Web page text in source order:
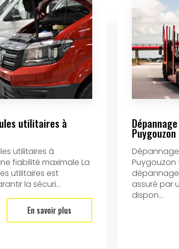
utilitaires à
utilitaires à
fiabilité maximale La
utilitaires est
la sécuri...
En savoir plus
Puygouzon
Puygouzon
assuré par
dispon...